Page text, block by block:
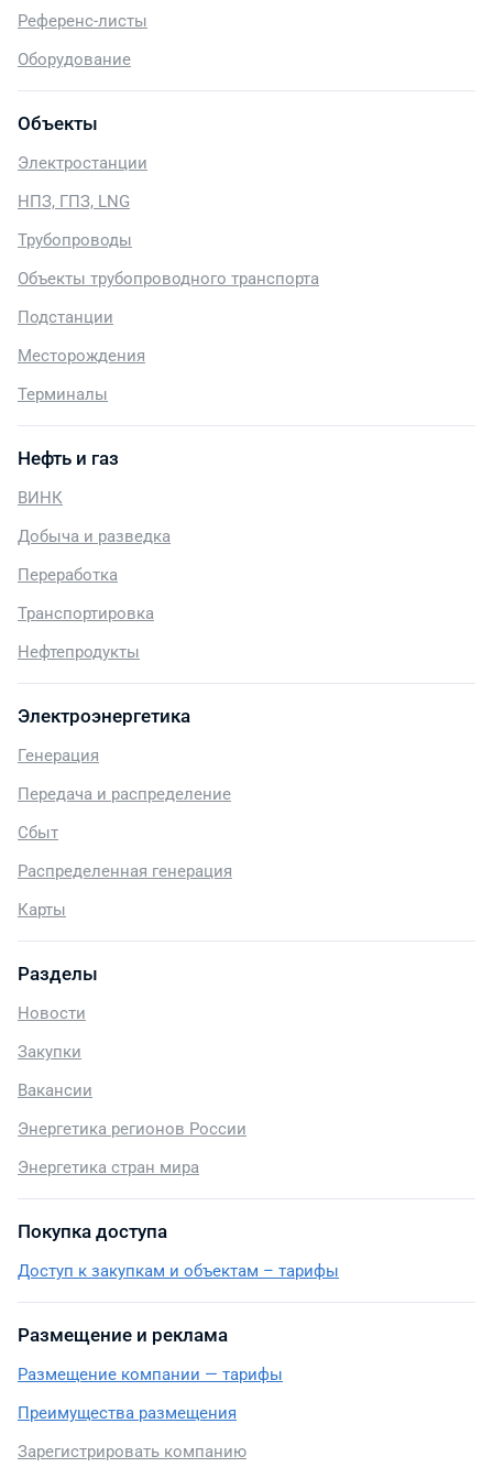
Референс-листы
Оборудование
Объекты
Электростанции
НПЗ, ГПЗ, LNG
Трубопроводы
Объекты трубопроводного транспорта
Подстанции
Месторождения
Терминалы
Нефть и газ
ВИНК
Добыча и разведка
Переработка
Транспортировка
Нефтепродукты
Электроэнергетика
Генерация
Передача и распределение
Сбыт
Распределенная генерация
Карты
Разделы
Новости
Закупки
Вакансии
Энергетика регионов России
Энергетика стран мира
Покупка доступа
Доступ к закупкам и объектам – тарифы
Размещение и реклама
Размещение компании — тарифы
Преимущества размещения
Зарегистрировать компанию